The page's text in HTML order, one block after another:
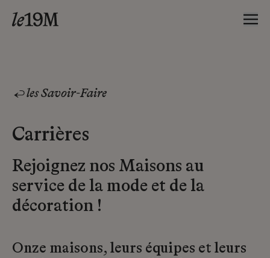
les Savoir-Faire
Carrières
Rejoignez nos Maisons au
service de la mode et de la
décoration !
Onze maisons, leurs équipes et leurs